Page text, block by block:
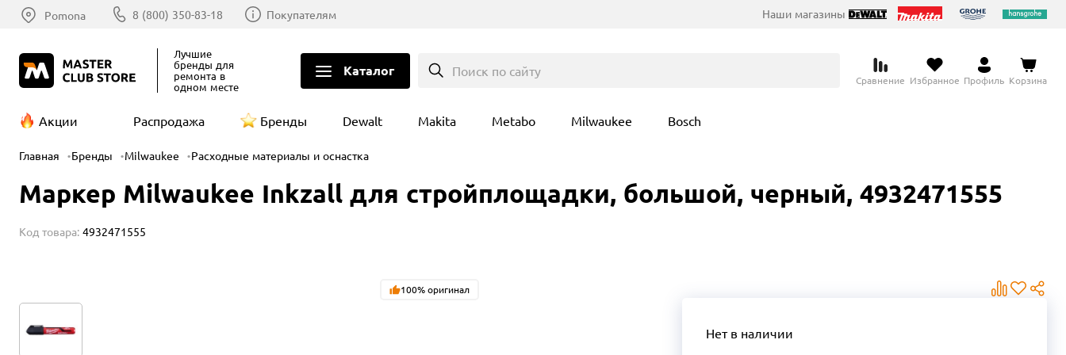
Pomona 8 (800) 350-83-18 Покупателям Наши магазины
Лучшие
бренды для
ремонта в
одном месте
Каталог Поиск по сайту
Сравнение Избранное Профиль Корзина
Акции Распродажа Бренды Dewalt Makita Metabo Milwaukee Bosch
Главная Бренды Milwaukee Расходные материалы и оснастка
Маркер Milwaukee Inkzall для стройплощадки, большой, черный, 4932471555
Код товара: 4932471555
100% оригинал
Нет в наличии